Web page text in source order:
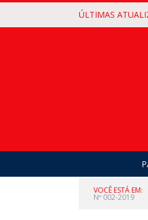
ÚLTIMAS
VOCÊ ESTÁ EM:
Nº 002-2019